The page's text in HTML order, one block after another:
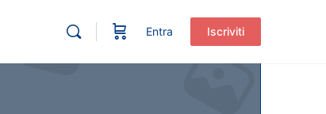
Entra Iscriviti